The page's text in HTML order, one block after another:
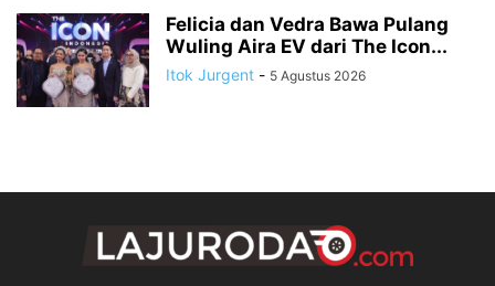
Felicia dan Vedra Bawa Pulang
Wuling Aira EV dari The Icon...
Itok Jurgent - 5 Agustus 2026